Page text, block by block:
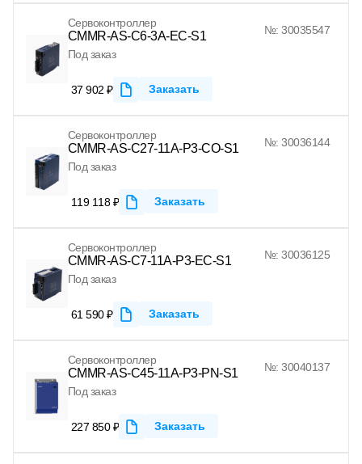
Сервоконтроллер
CMMR-AS-C6-3A-EC-S1
№: 30035547
Под заказ
37 902 ₽ Заказать
Сервоконтроллер
CMMR-AS-C27-11A-P3-CO-S1
№: 30036144
Под заказ
119 118 ₽ Заказать
Сервоконтроллер
CMMR-AS-C7-11A-P3-EC-S1
№: 30036125
Под заказ
61 590 ₽ Заказать
Сервоконтроллер
CMMR-AS-C45-11A-P3-PN-S1
№: 30040137
Под заказ
227 850 ₽ Заказать